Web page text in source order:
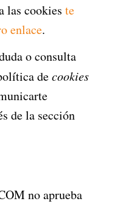
las cookies te
enlace.
o consulta
decookies
de la sección
no aprueba